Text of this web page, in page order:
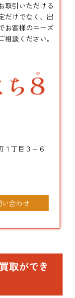
取引いただける
だけでなく、出
お客様のニーズ
談ください。
１丁目３−６
い合わせ
取ができ